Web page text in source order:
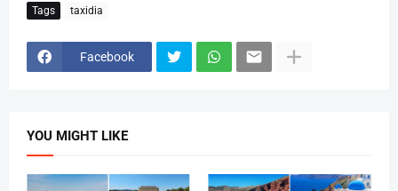
Tags taxidia
Facebook
YOU MIGHT LIKE